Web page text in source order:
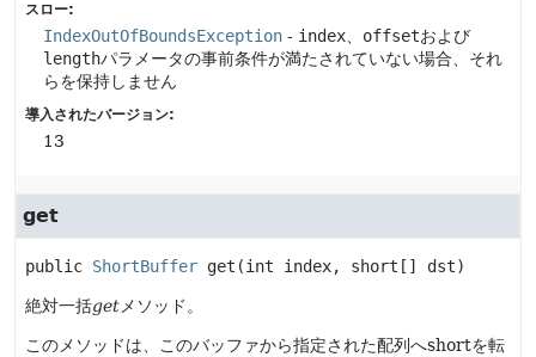
スロー:
IndexOutOfBoundsException - index offsetおよび
lengthパラメータの事前条件が満たされていない場合、それ
らを保持しません
導入されたバージョン:
13
get
public ShortBuffer get (int index, short[] dst)
絶対一括get メソッド。
このメソッドは、このバッファから指定された配列へshortを転